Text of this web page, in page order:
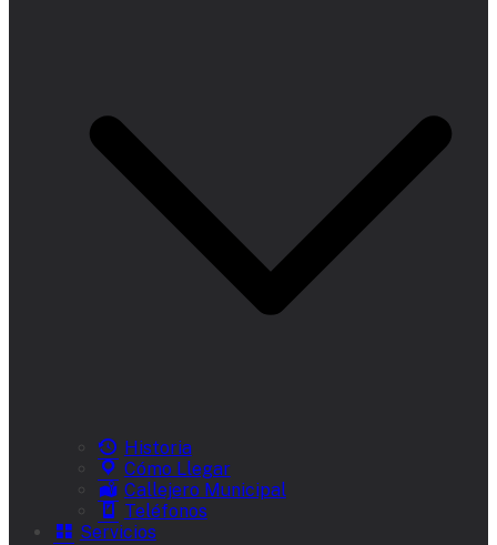
Historia
Cómo Llegar
Callejero Municipal
Teléfonos
Servicios